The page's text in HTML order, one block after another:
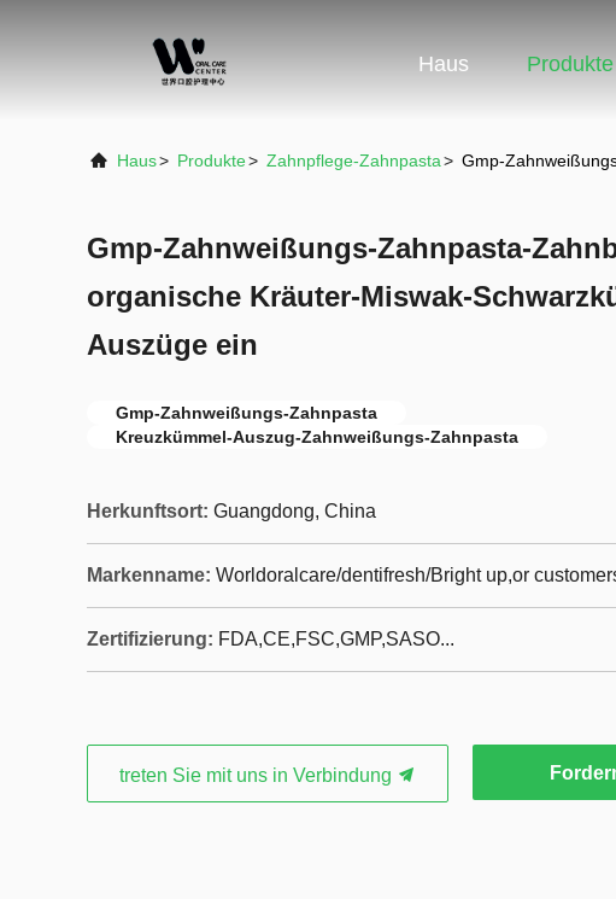
Haus Produkte
Haus> Produkte> Zahnpflege-Zahnpasta> Gmp-
Gmp-Zahnweißungs-Zahnpasta-
organische Kräuter-Miswak-
Auszüge ein
Gmp-Zahnweißungs-Zahnpasta
Kreuzkümmel-Auszug-Zahnweißungs-Zahnpasta
Herkunftsort: Guangdong, China
Markenname: Worldoralcare/dentifresh/Bright up,or
Zertifizierung: FDA,CE,FSC,GMP,SASO...
treten Sie mit uns in Verbindung